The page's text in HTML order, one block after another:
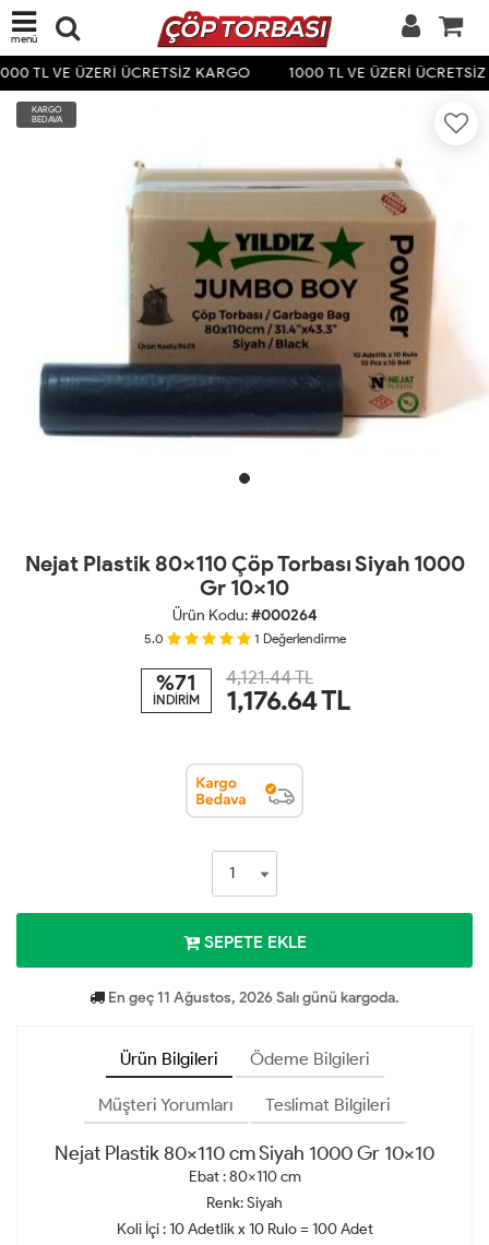
menü
TL VE ÜZERİ ÜCRETSİZ KARGO 1000 TL VE ÜZERİ
KARGO
BEDAVA
Nejat Plastik 80x110 Çöp Torbası Siyah 1000
Gr 10x10
Ürün Kodu:#000264
5.0 1 Değerlendirme
%71
İNDİRİM
4,121.44 TL
1,176.64TL
SEPETE EKLE
En geç 11 Ağustos, 2026 Salı günü kargoda.
Ürün Bilgileri Ödeme Bilgileri
Müşteri Yorumları Teslimat Bilgileri
Nejat Plastik 80x110 cm Siyah 1000 Gr 10x10
Ebat : 80x110 cm
Renk: Siyah
Koli İçi : 10 Adetlik x 10 Rulo = 100 Adet